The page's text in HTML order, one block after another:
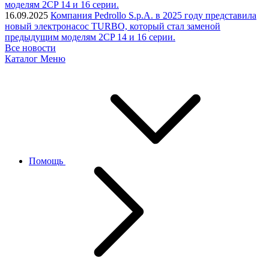
16.09.2025 Компания Pedrollo S.p.A. в 2025 году представила
новый электронасос TURBO, который стал заменой
предыдущим моделям 2CP 14 и 16 серии.
Все новости
Каталог Меню
Помощь